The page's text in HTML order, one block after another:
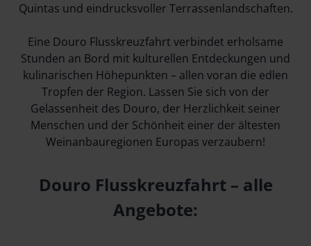
Quintas und eindrucksvoller Terrassenlandschaften.
Eine Douro Flusskreuzfahrt verbindet erholsame
Stunden an Bord mit kulturellen Entdeckungen und
kulinarischen Höhepunkten – allen voran die edlen
Tropfen der Region. Lassen Sie sich von der
Gelassenheit des Douro, der Herzlichkeit seiner
Menschen und der Schönheit einer der ältesten
Weinanbauregionen Europas verzaubern!
Douro Flusskreuzfahrt – alle
Angebote: